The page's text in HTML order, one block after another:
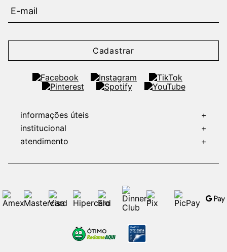
Cadastrar
informações úteis
+
institucional
+
atendimento
+